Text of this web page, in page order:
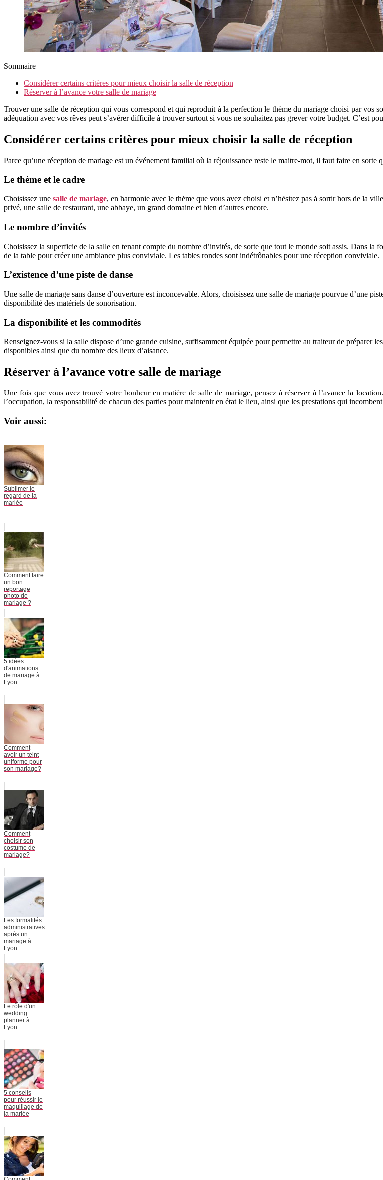
Sommaire
Considérer certains critères pour mieux choisir la salle de réception
Réserver à l’avance votre salle de mariage
Trouver une salle de réception qui vous correspond et qui reproduit à la perfection le thème du mariage choisi par vos
adéquation avec vos rêves peut s’avérer difficile à trouver surtout si vous ne souhaitez pas grever votre budget. C’est
Considérer certains critères pour mieux choisir la salle de réception
Parce qu’une réception de mariage est un événement familial où la réjouissance reste le maitre-mot, il faut faire en
Le thème et le cadre
Choisissez une salle de mariage, en harmonie avec le thème que vous avez choisi et n’hésitez pas à sortir hors de la
privé, une salle de restaurant, une abbaye, un grand domaine et bien d’autres encore.
Le nombre d’invités
Choisissez la superficie de la salle en tenant compte du nombre d’invités, de sorte que tout le monde soit assis. Dans
de la table pour créer une ambiance plus conviviale. Les tables rondes sont indétrônables pour une réception conviviale.
L’existence d’une piste de danse
Une salle de mariage sans danse d’ouverture est inconcevable. Alors, choisissez une salle de mariage pourvue d’une
disponibilité des matériels de sonorisation.
La disponibilité et les commodités
Renseignez-vous si la salle dispose d’une grande cuisine, suffisamment équipée pour permettre au traiteur de préparer
disponibles ainsi que du nombre des lieux d’aisance.
Réserver à l’avance votre salle de mariage
Une fois que vous avez trouvé votre bonheur en matière de salle de mariage, pensez à réserver à l’avance la
l’occupation, la responsabilité de chacun des parties pour maintenir en état le lieu, ainsi que les prestations qui
Voir aussi:
Sublimer le
regard de la
mariée
Comment faire
un bon
reportage
photo de
mariage ?
5 idées
d'animations
de mariage à
Lyon
Comment
avoir un teint
uniforme pour
son mariage?
Comment
choisir son
costume de
mariage?
Les formalités
administratives
après un
mariage à
Lyon
Le rôle d'un
wedding
planner à
Lyon
5 conseils
pour réussir le
maquillage de
la mariée